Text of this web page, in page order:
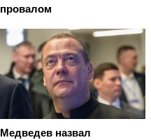
провалом
Медведев назвал